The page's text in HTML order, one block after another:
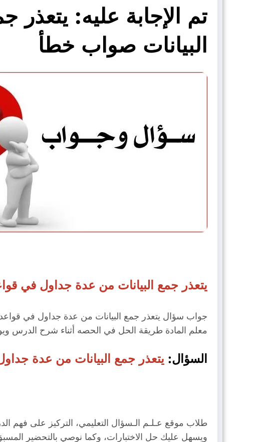
تم الإجابة عليه:
البيانات صواب خطأ
يتعذر جمع البيانات من عدة جداول في
جواب سؤال يتعذر جمع البيانات من عدة جداول في قواعد
معلم المادة طريقة الحل في الحصه أثناء شرح الدرس
السؤال: يتعذر جمع البيانات من عدة
طلاب موقع عـلـم الـسؤال التعليمي، التركيز على
ويسهل عليك حل الاختبارات، وكما نوصي بالتحضير